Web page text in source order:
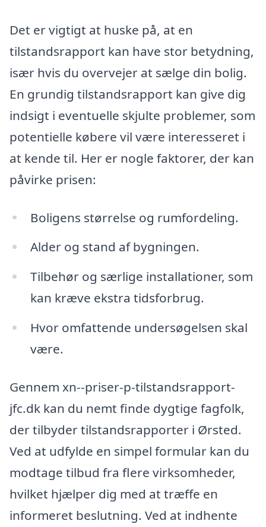
Det er vigtigt at huske på, at en
tilstandsrapport kan have stor betydning,
især hvis du overvejer at sælge din bolig.
En grundig tilstandsrapport kan give dig
indsigt i eventuelle skjulte problemer, som
potentielle købere vil være interesseret i
at kende til. Her er nogle faktorer, der kan
påvirke prisen:
Boligens størrelse og rumfordeling.
Alder og stand af bygningen.
Tilbehør og særlige installationer, som
kan kræve ekstra tidsforbrug.
Hvor omfattende undersøgelsen skal
være.
Gennem xn--priser-p-tilstandsrapport-
jfc.dk kan du nemt finde dygtige fagfolk,
der tilbyder tilstandsrapporter i Ørsted.
Ved at udfylde en simpel formular kan du
modtage tilbud fra flere virksomheder,
hvilket hjælper dig med at træffe en
informeret beslutning. Ved at indhente